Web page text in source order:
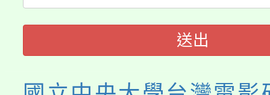
程，歡迎學生輔導中心
送出